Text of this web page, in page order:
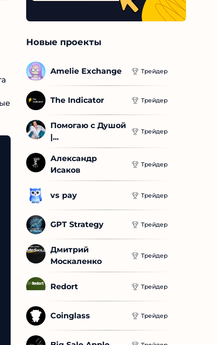
Новые проекты
Amelie Exchange Трейдер
The Indicator Трейдер
Помогаю с Душой
|...
Трейдер
Александр
Исаков
Трейдер
vs pay Трейдер
GPT Strategy Трейдер
Дмитрий
Москаленко
Трейдер
Redort Трейдер
Coinglass Трейдер